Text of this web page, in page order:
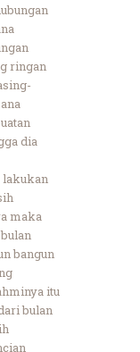
ringan
dia
lakukan
maka
bangun
itu
bulan